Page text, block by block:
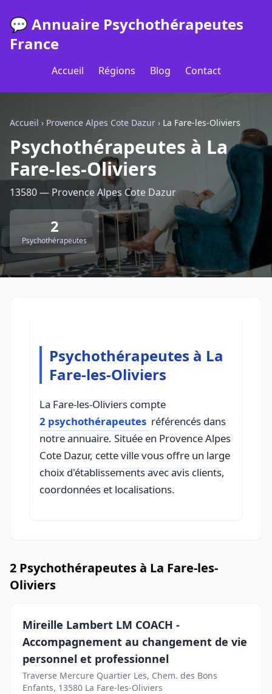
💬 Annuaire Psychothérapeutes
France
Accueil Régions Blog Contact
Accueil › Provence Alpes Cote Dazur › La Fare-les-Oliviers
Psychothérapeutes à La
Fare-les-Oliviers
13580 — Provence Alpes Cote Dazur
2
Psychothérapeutes
Psychothérapeutes à La
Fare-les-Oliviers
La Fare-les-Oliviers compte
2 psychothérapeutes référencés dans
notre annuaire. Située en Provence Alpes
Cote Dazur, cette ville vous offre un large
choix d'établissements avec avis clients,
coordonnées et localisations.
2 Psychothérapeutes à La Fare-les-
Oliviers
Mireille Lambert LM COACH -
Accompagnement au changement de vie
personnel et professionnel
Traverse Mercure Quartier Les, Chem. des Bons
Enfants, 13580 La Fare-les-Oliviers